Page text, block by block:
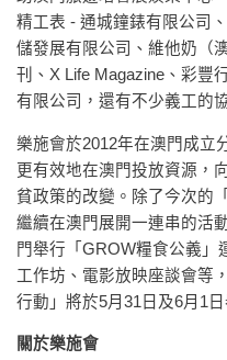
精工表 - 通城鐘錶有限公司
儲發展有限公司、維他奶（
刊、X Life Magazine、彩豐
有限公司，還有不少義工的
樂施會於2012年在澳門成立
更有效地在澳門投放資源，
貧政策的改變。除了今次的
繼續在澳門展開一連串的活
門舉行「GROW糧食公義」
工作坊、電影放映座談會等
行動」將於5月31日及6月1日
關於樂施會